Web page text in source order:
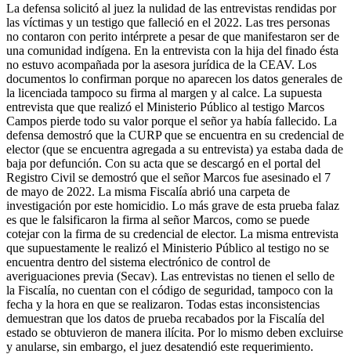
La defensa solicitó al juez la nulidad de las entrevistas rendidas por
las víctimas y un testigo que falleció en el 2022. Las tres personas
no contaron con perito intérprete a pesar de que manifestaron ser de
una comunidad indígena. En la entrevista con la hija del finado ésta
no estuvo acompañada por la asesora jurídica de la CEAV. Los
documentos lo confirman porque no aparecen los datos generales de
la licenciada tampoco su firma al margen y al calce. La supuesta
entrevista que que realizó el Ministerio Público al testigo Marcos
Campos pierde todo su valor porque el señor ya había fallecido. La
defensa demostró que la CURP que se encuentra en su credencial de
elector (que se encuentra agregada a su entrevista) ya estaba dada de
baja por defunción. Con su acta que se descargó en el portal del
Registro Civil se demostró que el señor Marcos fue asesinado el 7
de mayo de 2022. La misma Fiscalía abrió una carpeta de
investigación por este homicidio. Lo más grave de esta prueba falaz
es que le falsificaron la firma al señor Marcos, como se puede
cotejar con la firma de su credencial de elector. La misma entrevista
que supuestamente le realizó el Ministerio Público al testigo no se
encuentra dentro del sistema electrónico de control de
averiguaciones previa (Secav). Las entrevistas no tienen el sello de
la Fiscalía, no cuentan con el código de seguridad, tampoco con la
fecha y la hora en que se realizaron. Todas estas inconsistencias
demuestran que los datos de prueba recabados por la Fiscalía del
estado se obtuvieron de manera ilícita. Por lo mismo deben excluirse
y anularse, sin embargo, el juez desatendió este requerimiento.